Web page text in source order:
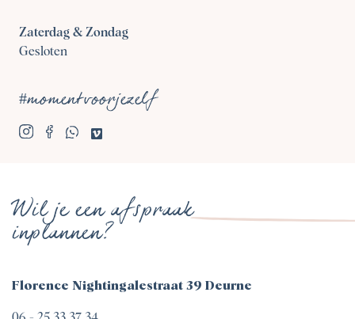
Wil je een afspraak
inplannen?
Florence Nightingalestraat 39 Deurne
Zaterdag & Zondag
Gesloten
#momentvoorjezelf